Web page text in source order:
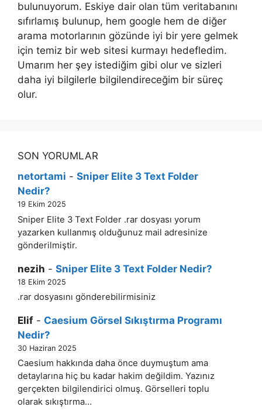
bulunuyorum. Eskiye dair olan tüm veritabanını
sıfırlamış bulunup, hem google hem de diğer
arama motorlarının gözünde iyi bir yere gelmek
için temiz bir web sitesi kurmayı hedefledim.
Umarım her şey istediğim gibi olur ve sizleri
daha iyi bilgilerle bilgilendireceğim bir süreç
olur.
SON YORUMLAR
netortami - Sniper Elite 3 Text Folder
Nedir?
19 Ekim 2025
Sniper Elite 3 Text Folder .rar dosyası yorum
yazarken kullanmış olduğunuz mail adresinize
gönderilmiştir.
nezih - Sniper Elite 3 Text Folder Nedir?
18 Ekim 2025
.rar dosyasını gönderebilirmisiniz
Elif - Caesium Görsel Sıkıştırma Programı
Nedir?
30 Haziran 2025
Caesium hakkında daha önce duymuştum ama
detaylarına hiç bu kadar hakim değildim. Yazınız
gerçekten bilgilendirici olmuş. Görselleri toplu
olarak sıkıştırma…